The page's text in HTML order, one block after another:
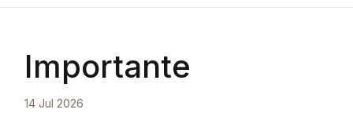
Importante
14 Jul 2026